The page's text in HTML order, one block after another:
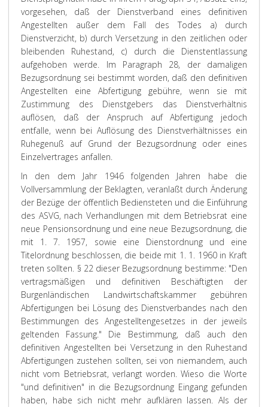
vorgesehen, daß der Dienstverband eines definitiven
Angestellten außer dem Fall des Todes a) durch
Dienstverzicht, b) durch Versetzung in den zeitlichen oder
bleibenden Ruhestand, c) durch die Dienstentlassung
aufgehoben werde. Im Paragraph 28, der damaligen
Bezugsordnung sei bestimmt worden, daß den definitiven
Angestellten eine Abfertigung gebühre, wenn sie mit
Zustimmung des Dienstgebers das Dienstverhältnis
auflösen, daß der Anspruch auf Abfertigung jedoch
entfalle, wenn bei Auflösung des Dienstverhältnisses ein
Ruhegenuß auf Grund der Bezugsordnung oder eines
Einzelvertrages anfallen.
In den dem Jahr 1946 folgenden Jahren habe die
Vollversammlung der Beklagten, veranlaßt durch Änderung
der Bezüge der öffentlich Bediensteten und die Einführung
des ASVG, nach Verhandlungen mit dem Betriebsrat eine
neue Pensionsordnung und eine neue Bezugsordnung, die
mit 1. 7. 1957, sowie eine Dienstordnung und eine
Titelordnung beschlossen, die beide mit 1. 1. 1960 in Kraft
treten sollten. § 22 dieser Bezugsordnung bestimme: "Den
vertragsmäßigen und definitiven Beschäftigten der
Burgenländischen Landwirtschaftskammer gebühren
Abfertigungen bei Lösung des Dienstverbandes nach den
Bestimmungen des Angestelltengesetzes in der jeweils
geltenden Fassung." Die Bestimmung, daß auch den
definitiven Angestellten bei Versetzung in den Ruhestand
Abfertigungen zustehen sollten, sei von niemandem, auch
nicht vom Betriebsrat, verlangt worden. Wieso die Worte
"und definitiven" in die Bezugsordnung Eingang gefunden
haben, habe sich nicht mehr aufklären lassen. Als der